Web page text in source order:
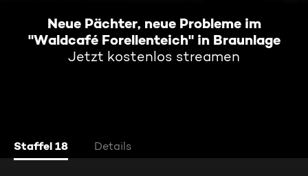
Neue Pächter, neue Probleme im
"Waldcafé Forellenteich" in Braunlage
Jetzt kostenlos streamen
Staffel 18 Details